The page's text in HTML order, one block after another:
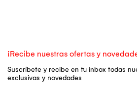
¡Recibe nuestras ofertas y
Suscríbete y recibe en tu inbox todas
exclusivas y novedades